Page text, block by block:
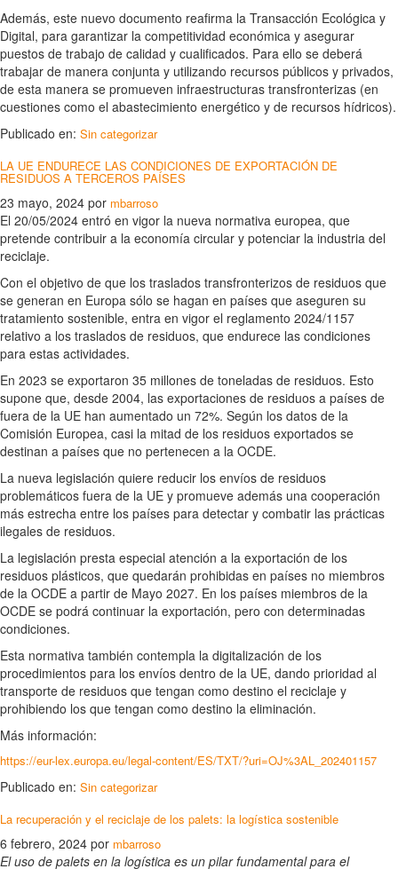
Además, este nuevo documento reafirma la Transacción Ecológica y
Digital, para garantizar la competitividad económica y asegurar
puestos de trabajo de calidad y cualificados. Para ello se deberá
trabajar de manera conjunta y utilizando recursos públicos y privados,
de esta manera se promueven infraestructuras transfronterizas (en
cuestiones como el abastecimiento energético y de recursos hídricos).
Publicado en: Sin categorizar
LA UE ENDURECE LAS CONDICIONES DE EXPORTACIÓN DE
RESIDUOS A TERCEROS PAÍSES
23 mayo, 2024 por mbarroso
El 20/05/2024 entró en vigor la nueva normativa europea, que
pretende contribuir a la economía circular y potenciar la industria del
reciclaje.
Con el objetivo de que los traslados transfronterizos de residuos que
se generan en Europa sólo se hagan en países que aseguren su
tratamiento sostenible, entra en vigor el reglamento 2024/1157
relativo a los traslados de residuos, que endurece las condiciones
para estas actividades.
En 2023 se exportaron 35 millones de toneladas de residuos. Esto
supone que, desde 2004, las exportaciones de residuos a países de
fuera de la UE han aumentado un 72%. Según los datos de la
Comisión Europea, casi la mitad de los residuos exportados se
destinan a países que no pertenecen a la OCDE.
La nueva legislación quiere reducir los envíos de residuos
problemáticos fuera de la UE y promueve además una cooperación
más estrecha entre los países para detectar y combatir las prácticas
ilegales de residuos.
La legislación presta especial atención a la exportación de los
residuos plásticos, que quedarán prohibidas en países no miembros
de la OCDE a partir de Mayo 2027. En los países miembros de la
OCDE se podrá continuar la exportación, pero con determinadas
condiciones.
Esta normativa también contempla la digitalización de los
procedimientos para los envíos dentro de la UE, dando prioridad al
transporte de residuos que tengan como destino el reciclaje y
prohibiendo los que tengan como destino la eliminación.
Más información:
https://eur-lex.europa.eu/legal-content/ES/TXT/?uri=OJ%3AL_202401157
Publicado en: Sin categorizar
La recuperación y el reciclaje de los palets: la logística sostenible
6 febrero, 2024 por mbarroso
El uso de palets en la logística es un pilar fundamental para el